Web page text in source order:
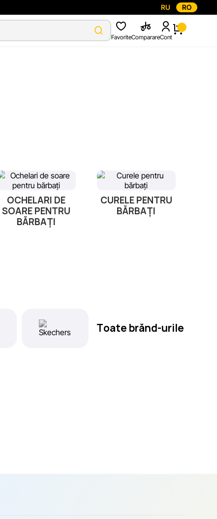
RU RO
FavoriteComparareCont
OCHELARI DE
SOARE PENTRU
BĂRBAȚI
CURELE PENTRU
BĂRBAȚI
Toate brănd-urile